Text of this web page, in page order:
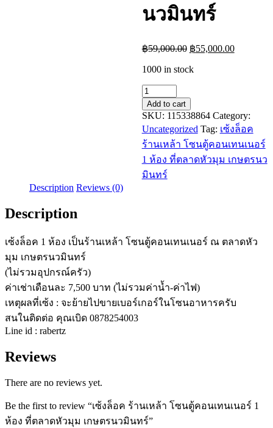
นวมินทร์
฿59,000.00 Original
was:
฿55,000.00Current
1000 in stock
เซ้ง
ล็อค
ร้าน
เหล้า
โซน
ตู้
ตลาด
เกษตร
นว
Add to cart
SKU: 115338864 Category:
Uncategorized Tag: เซ้งล็อค
ร้านเหล้า โซนตู้คอนเทนเนอร์
1 ห้อง ที่ตลาดหัวมุม เกษตรนว
มินทร์
Description Reviews (0)
Description
เซ้งล็อค 1 ห้อง เป็นร้านเหล้า โซนตู้คอนเทนเนอร์ ณ ตลาดหัว
มุม เกษตรนวมินทร์
(ไม่รวมอุปกรณ์ครัว)
ค่าเช่าเดือนละ 7,500 บาท (ไม่รวมค่าน้ำ-ค่าไฟ)
เหตุผลที่เซ้ง : จะย้ายไปขายเบอร์เกอร์ในโซนอาหารครับ
สนในติดต่อ คุณเบิด 0878254003
Line id : rabertz
Reviews
There are no reviews yet.
Be the first to review “เซ้งล็อค ร้านเหล้า โซนตู้คอนเทนเนอร์ 1
ห้อง ที่ตลาดหัวมุม เกษตรนวมินทร์”